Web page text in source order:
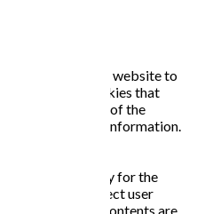
essential for the website to
only includes cookies that
security features of the
any personal information.
necessary for the
to collect user
embedded contents are